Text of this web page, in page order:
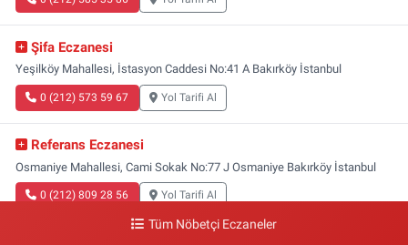
Şifa Eczanesi
Yeşilköy Mahallesi, İstasyon Caddesi No:41 A Bakırköy İstanbul
0 (212) 573 59 67 Yol Tarifi Al
Referans Eczanesi
Osmaniye Mahallesi, Cami Sokak No:77 J Osmaniye Bakırköy İstanbul
0 (212) 809 28 56 Yol Tarifi Al
Tüm Nöbetçi Eczaneler